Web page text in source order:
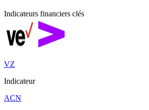
Indicateurs financiers clés
VZ
Indicateur
ACN